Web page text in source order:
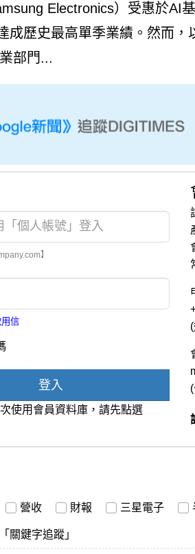
Electronics）受惠於AI
成歷史最高單季業績。然而
部門...
】
信
登入
使用會員資料庫，請先點選
營收 財報 三星電子
關鍵字追蹤」